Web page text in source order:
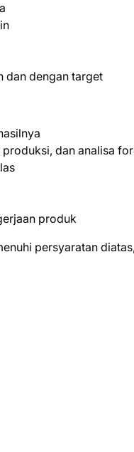
dan dengan target
dan analisa
produk
реrѕуаrаtаn